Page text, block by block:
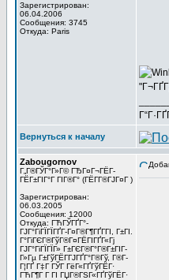
Зарегистрирован:
06.04.2006
Сообщения: 3745
Откуда: Paris
Вернуться к началу
Zabougornov
Г„Г®ГЎГ°Г»Г© ГЂГ¤Г¬ГЁГ­
ГЁГ±ГІГ°Г ГІГ®Г° (ГЁГ­Г®ГЈГ¤Г )
Зарегистрирован:
06.03.2005
Сообщения: 12000
Откуда: ГЋГЎГҐГ°-
ГЈГ°ГіГЇГЇГҐГ­-Г¤Г®Г¶ГҐГ­ГІ, Г±ГІ.
Г°ГіГЄГ®ГўГ®Г¤ГЁГІГҐГ«Гј
ГЈГ°ГіГЇГЇГ» Г±ГЄГ®Г°Г®Г±ГІГ­
Г»Гµ Г±ГўГЁГ­ГЈГҐГ°Г®Гў, Г®Г­
Г¦ГҐ Г‡Г ГЎГ ГёГ«ГҐГўГЁГ·
ГЋГ¶Г Г ГІ ГЏГ®ГЅГ«ГҐГўГЁГ·